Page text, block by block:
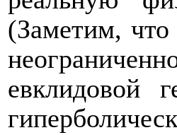
(Заметим, что
евклидовой